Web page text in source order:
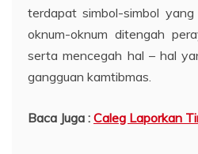
terdapat simbol-simbol
oknum-oknum ditengah
serta mencegah hal – hal
gangguan kamtibmas.
Baca Juga : Caleg Laporkan